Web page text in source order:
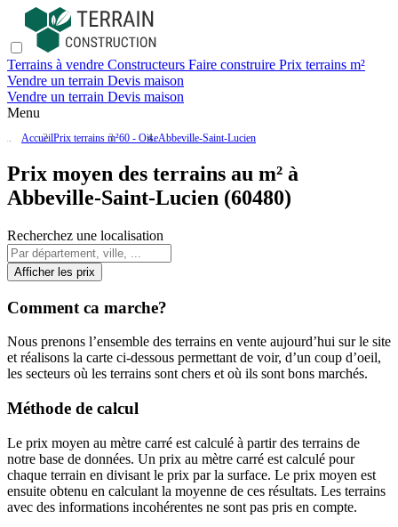
Terrains à vendre Constructeurs Faire construire Prix terrains m²
Vendre un terrain Devis maison
Vendre un terrain Devis maison
Menu
AccueilPrix terrains m²60 - OiseAbbeville-Saint-Lucien
Prix moyen des terrains au m² à
Abbeville-Saint-Lucien (60480)
Recherchez une localisation
Afficher les prix
Comment ca marche?
Nous prenons l’ensemble des terrains en vente aujourd’hui sur le site
et réalisons la carte ci-dessous permettant de voir, d’un coup d’oeil,
les secteurs où les terrains sont chers et où ils sont bons marchés.
Méthode de calcul
Le prix moyen au mètre carré est calculé à partir des terrains de
notre base de données. Un prix au mètre carré est calculé pour
chaque terrain en divisant le prix par la surface. Le prix moyen est
ensuite obtenu en calculant la moyenne de ces résultats. Les terrains
avec des informations incohérentes ne sont pas pris en compte.